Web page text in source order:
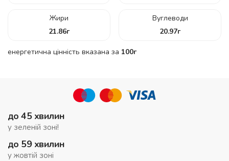
Жири
21.86г
Вуглеводи
20.97г
енергетична цінність вказана за 100г
до 45 хвилин
у зеленій зоні!
до 59 хвилин
у жовтій зоні